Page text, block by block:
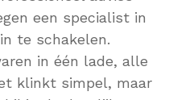
een specialist in
in te schakelen.
in één lade, alle
klinkt simpel, maar